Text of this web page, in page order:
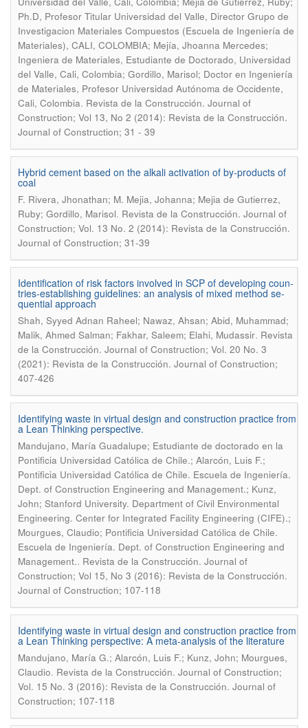
Ph.D, Profesor Titular Universidad del Valle, Director Grupo de
Investigacion Materiales Compuestos (Escuela de Ingeniería de
Materiales), CALI, COLOMBIA; Mejía, Jhoanna Mercedes;
Ingeniera de Materiales, Estudiante de Doctorado, Universidad
del Valle, Cali, Colombia; Gordillo, Marisol; Doctor en Ingeniería
de Materiales, Profesor Universidad Autónoma de Occidente,
Cali, Colombia. Revista de la Construcción. Journal of
Construction; Vol 13, No 2 (2014): Revista de la Construcción.
Journal of Construction; 31 - 39
Hybrid cement based on the alkali activation of by-products of
coal
F. Rivera, Jhonathan; M. Mejia, Johanna; Mejia de Gutierrez,
Ruby; Gordillo, Marisol. Revista de la Construcción. Journal of
Construction; Vol. 13 No. 2 (2014): Revista de la Construcción.
Journal of Construction; 31-39
Identification of risk factors involved in SCP of developing coun-
tries-establishing guidelines: an analysis of mixed method se-
quential approach
Shah, Syyed Adnan Raheel; Nawaz, Ahsan; Abid, Muhammad;
Malik, Ahmed Salman; Fakhar, Saleem; Elahi, Mudassir. Revista
de la Construcción. Journal of Construction; Vol. 20 No. 3
(2021): Revista de la Construcción. Journal of Construction;
407-426
Identifying waste in virtual design and construction practice from
a Lean Thinking perspective.
Mandujano, María Guadalupe; Estudiante de doctorado en la
Pontificia Universidad Católica de Chile.; Alarcón, Luis F.;
Pontificia Universidad Católica de Chile. Escuela de Ingeniería.
Dept. of Construction Engineering and Management.; Kunz,
John; Stanford University. Department of Civil Environmental
Engineering. Center for Integrated Facility Engineering (CIFE).;
Mourgues, Claudio; Pontificia Universidad Católica de Chile.
Escuela de Ingeniería. Dept. of Construction Engineering and
Management.. Revista de la Construcción. Journal of
Construction; Vol 15, No 3 (2016): Revista de la Construcción.
Journal of Construction; 107-118
Identifying waste in virtual design and construction practice from
a Lean Thinking perspective: A meta-analysis of the literature
Mandujano, María G.; Alarcón, Luis F.; Kunz, John; Mourgues,
Claudio. Revista de la Construcción. Journal of Construction;
Vol. 15 No. 3 (2016): Revista de la Construcción. Journal of
Construction; 107-118